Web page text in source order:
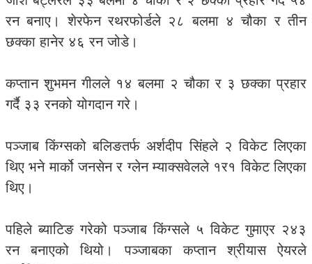
रन बनाए। शेरफेन रथरफोर्डले २८ बलमा ४ चौका र तीन
छक्का हानेर ४६ रन जोडे।
कप्तान शुभमन गीलले १४ बलमा २ चौका र ३ छक्का प्रहार
गर्दै ३३ रनको योगदान गरे।
पञ्जाब किंग्सको बलिङतर्फ अर्शदीप सिंहले २ विकेट लिएका
थिए भने मार्को जनसेन र ग्लेन म्याक्सवेलले १र१ विकेट लिएका
थिए।
पहिले ब्याटिङ गरेको पञ्जाब किंग्सले ५ विकेट गुमाएर २४३
रन बनाएको थियो। पञ्जाबका कप्तान श्रीयास ऐयरले